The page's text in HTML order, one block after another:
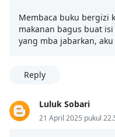
Membaca buku bergizi
makanan bagus buat
yang mba jabarkan,
Reply
Luluk Sobari
21 April 2025 pukul